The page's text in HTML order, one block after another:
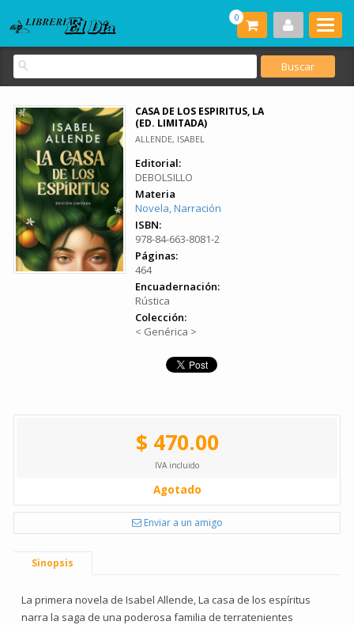
0
CASA DE LOS ESPIRITUS, LA
(ED. LIMITADA)
ALLENDE, ISABEL
Editorial:
DEBOLSILLO
Materia
Novela, Narración
ISBN:
978-84-663-8081-2
Páginas:
464
Encuadernación:
Rústica
Colección:
< Genérica >
$ 470.00
IVA incluido
Agotado
Enviar a un amigo
Sinopsis
La primera novela de Isabel Allende, La casa de los espíritus
narra la saga de una poderosa familia de terratenientes